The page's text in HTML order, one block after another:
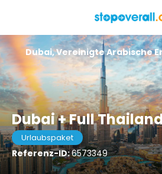
Dubai + Full
Urlaubspaket
Referenz-ID:6573349
Dubai, Vereinigte Arabische